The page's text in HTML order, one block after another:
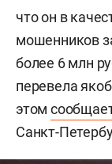
что он в
мошенников
более 6 млн
перевела
этом
Санкт-